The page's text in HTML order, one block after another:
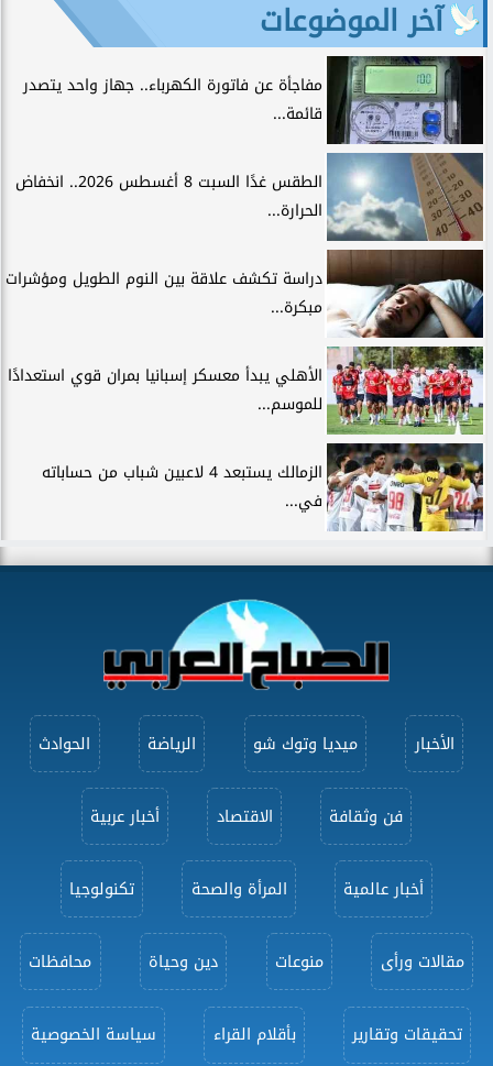
آخر الموضوعات
مفاجأة عن فاتورة الكهرباء.. جهاز واحد يتصدر
قائمة...
الطقس غدًا السبت 8 أغسطس 2026.. انخفاض
الحرارة...
دراسة تكشف علاقة بين النوم الطويل ومؤشرات
مبكرة...
الأهلي يبدأ معسكر إسبانيا بمران قوي استعدادًا
للموسم...
الزمالك يستبعد 4 لاعبين شباب من حساباته
في...
الأخبار ميديا وتوك شو الرياضة الحوادث
فن وثقافة الاقتصاد أخبار عربية
أخبار عالمية المرأة والصحة تكنولوجيا
مقالات ورأى منوعات دين وحياة محافظات
تحقيقات وتقارير بأقلام القراء سياسة الخصوصية